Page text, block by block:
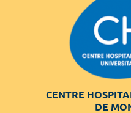
CENTRE
DE